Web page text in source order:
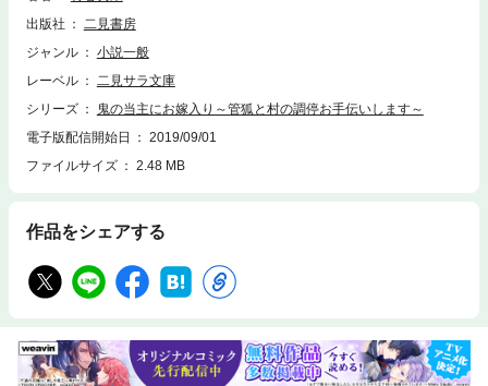
とで、結婚の約束には深い理由があると知ることに…。わみず・装画
出版社
二見書房
ジャンル
小説一般
レーベル
二見サラ文庫
シリーズ
鬼の当主にお嫁入り～管狐と村の調停お手伝いします～
電子版配信開始日
2019/09/01
ファイルサイズ
2.48 MB
作品をシェアする